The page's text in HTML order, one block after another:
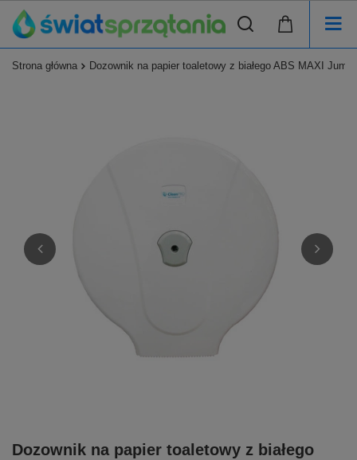
Strona główna Dozownik na papier toaletowy z białego ABS MAXI
Dozownik na papier toaletowy z białego